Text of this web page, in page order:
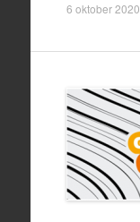
6 oktober 2020